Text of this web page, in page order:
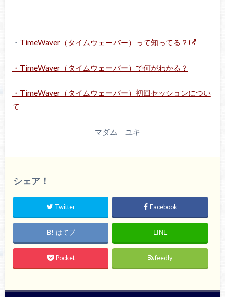
・ TimeWaver（タイムウェーバー）って知ってる？
・TimeWaver（タイムウェーバー）で何がわかる？
・TimeWaver（タイムウェーバー）初回セッションについ
て
マダム ユキ
シェア！
Twitter Facebook
はてブ LINE
Pocket feedly